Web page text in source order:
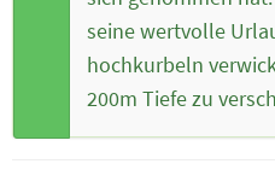
seine wertvolle
hochkurbeln
200m Tiefe zu